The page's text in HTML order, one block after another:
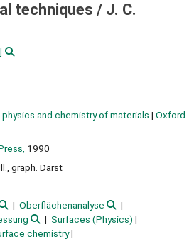
techniques / J. C.
and chemistry of materials | Oxford
1990
graph. Darst
Oberflächenanalyse
Surfaces (Physics)
chemistry